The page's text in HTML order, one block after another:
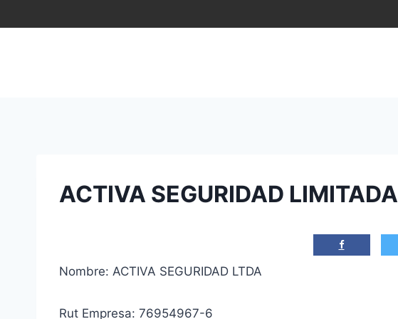
al
ACTIVA SEGURIDAD LIMITADA
Nombre: ACTIVA SEGURIDAD LTDA
Rut Empresa: 76954967-6